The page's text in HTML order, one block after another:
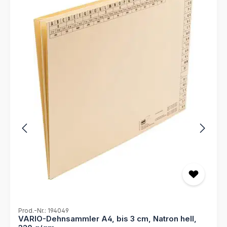
Zeit bei Ihrer Arbeit. Verlassen Sie sich auf die bewährte
Qualität von MAPPEI und optimieren Sie Ihre
Büroorganisation mit diesem praktischen Produkt.
Selbstklebender Schreibkarton Maße: 10 mm x 55 mm 25
Stück je Bogen Selbstklebende Kartonreiter zum
Selbstbeschriften Einfach an verschiedenste
Ordnungsmappen anzubringen Verschiedene Farben für
einfaches Auffinden der Dokumente Unterstützt eine
übersichtliche Organisation Ihrer Unterlagen durch
Bildung von Reiter-Akten Für umfangreiche
Organisationen bieten wir einen Druckservice nach Ihren
Vorgaben (Dateien) an!
Prod.-Nr.: 194049
VARIO-Dehnsammler A4, bis 3 cm, Natron hell,